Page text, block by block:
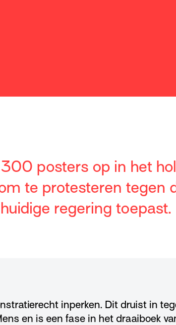
posters op in het
te protesteren tegen
regering toepast.
inperken. Dit druist in
en is een fase in het draaiboek